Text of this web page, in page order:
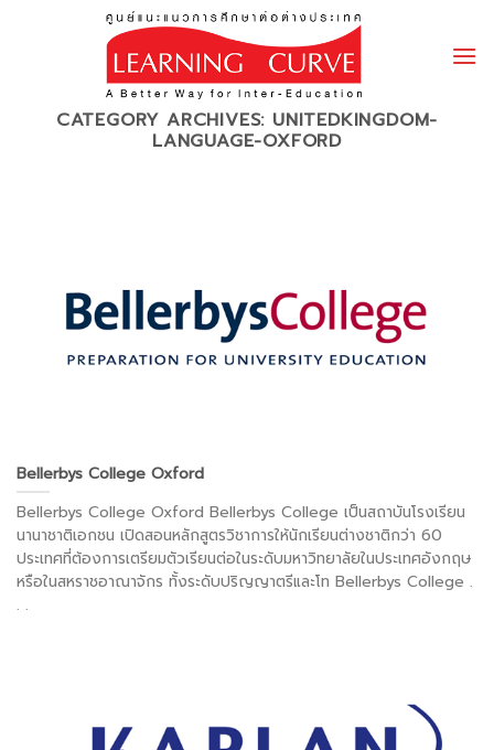
CATEGORY ARCHIVES: UNITEDKINGDOM-
LANGUAGE-OXFORD
Bellerbys College Oxford
Bellerbys College Oxford Bellerbys College เป็นสถาบันโรงเรียน
นานาชาติเอกชน เปิดสอนหลักสูตรวิชาการให้นักเรียนต่างชาติกว่า 60
ประเทศที่ต้องการเตรียมตัวเรียนต่อในระดับมหาวิทยาลัยในประเทศอังกฤษ
หรือในสหราชอาณาจักร ทั้งระดับปริญญาตรีและโท Bellerbys College .
. .